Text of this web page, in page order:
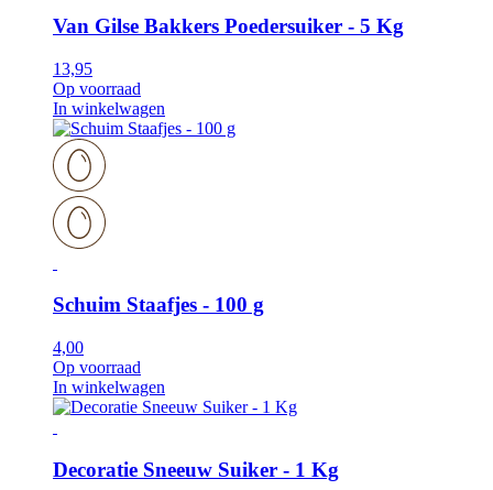
Van Gilse Bakkers Poedersuiker - 5 Kg
13,95
Op voorraad
In winkelwagen
Schuim Staafjes - 100 g
4,00
Op voorraad
In winkelwagen
Decoratie Sneeuw Suiker - 1 Kg